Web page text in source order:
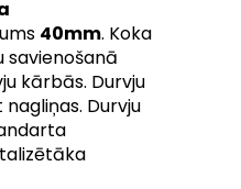
40mm. Koka
savienošanā
kārbās. Durvju
Durvju